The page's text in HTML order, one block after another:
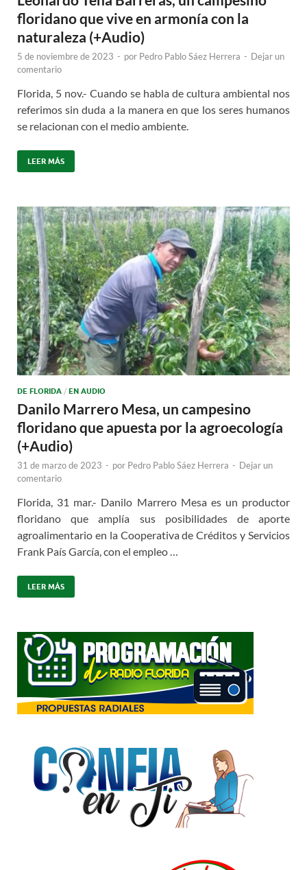
floridano que vive en armonía con la
naturaleza (+Audio)
5 de noviembre de 2023 - por Pedro Pablo Sáez Herrera - Dejar un
comentario
Florida, 5 nov.- Cuando se habla de cultura ambiental nos
referimos sin duda a la manera en que los seres humanos
se relacionan con el medio ambiente.
LEER MÁS
DE FLORIDA / EN AUDIO
Danilo Marrero Mesa, un campesino
floridano que apuesta por la agroecología
(+Audio)
31 de marzo de 2023 - por Pedro Pablo Sáez Herrera - Dejar un
comentario
Florida, 31 mar.- Danilo Marrero Mesa es un productor
floridano que amplía sus posibilidades de aporte
agroalimentario en la Cooperativa de Créditos y Servicios
Frank País García, con el empleo …
LEER MÁS